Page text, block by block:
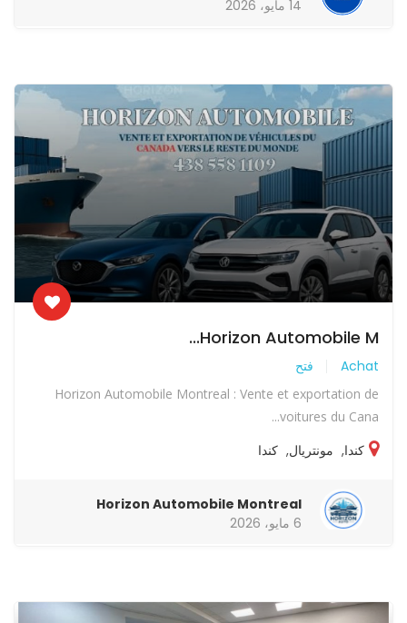
14 مايو، 2026
Horizon Automobile M...
Achat فتح
Horizon Automobile Montreal : Vente et exportation de
voitures du Cana...
كندا, مونتريال, كندا
Horizon Automobile Montreal
6 مايو، 2026